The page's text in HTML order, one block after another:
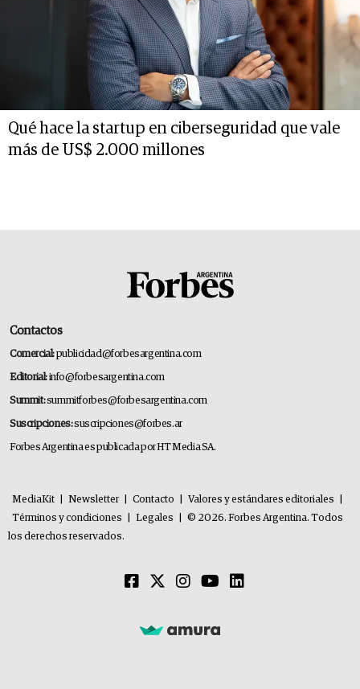
Qué hace la startup en ciberseguridad que vale
más de US$ 2.000 millones
Contactos
Comercial:publicidad@forbesargentina.com
Editorial:info@forbesargentina.com
Summit:summitforbes@forbesargentina.com
Suscripciones:suscripciones@forbes.ar
Forbes Argentina es publicada por HT Media SA.
MediaKit Newsletter Contacto Valores y estándares editoriales
Términos y condiciones
Legales
© 2026. Forbes Argentina. Todos
los derechos reservados.